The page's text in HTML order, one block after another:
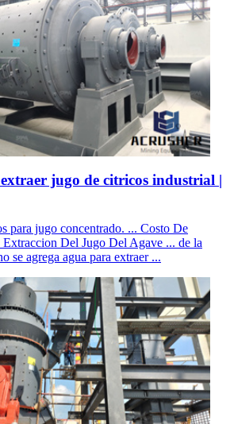
jugo de citricos industrial |
para jugo concentrado. ... Costo De
Del Jugo Del Agave ... de la
se agrega agua para extraer ...